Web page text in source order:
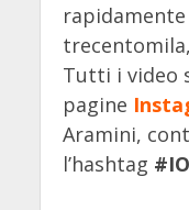
Tutti i video
pagine
Aramini,
l’hashtag